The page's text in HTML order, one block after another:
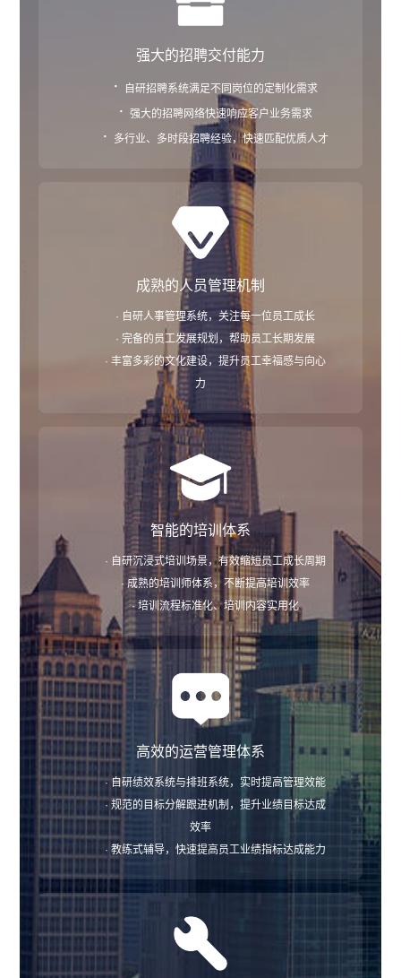
强大的招聘交付能力
· 自研招聘系统满足不同岗位的定制化需求
· 强大的招聘网络快速响应客户业务需求
· 多行业、多时段招聘经验，快速匹配优质人才
成熟的人员管理机制
· 自研人事管理系统，关注每一位员工成长
· 完备的员工发展规划，帮助员工长期发展
· 丰富多彩的文化建设，提升员工幸福感与向心
力
智能的培训体系
· 自研沉浸式培训场景，有效缩短员工成长周期
· 成熟的培训师体系，不断提高培训效率
· 培训流程标准化、培训内容实用化
高效的运营管理体系
· 自研绩效系统与排班系统，实时提高管理效能
· 规范的目标分解跟进机制，提升业绩目标达成
效率
· 教练式辅导，快速提高员工业绩指标达成能力